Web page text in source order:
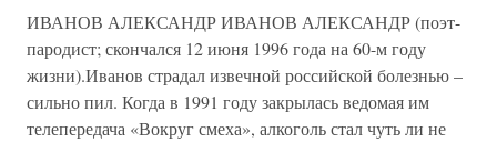
ИВАНОВ АЛЕКСАНДР ИВАНОВ АЛЕКСАНДР (поэт-
пародист; скончался 12 июня 1996 года на 60-м году
жизни).Иванов страдал извечной российской болезнью –
сильно пил. Когда в 1991 году закрылась ведомая им
телепередача «Вокруг смеха», алкоголь стал чуть ли не